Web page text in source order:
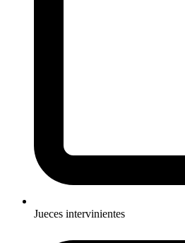
Jueces intervinientes